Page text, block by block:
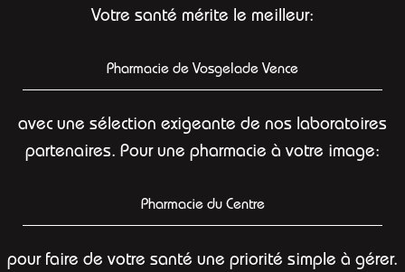
Votre santé mérite le meilleur:
Pharmacie de Vosgelade Vence
avec une sélection exigeante de nos laboratoires
partenaires. Pour une pharmacie à votre image:
Pharmacie du Centre
pour faire de votre santé une priorité simple à gérer.